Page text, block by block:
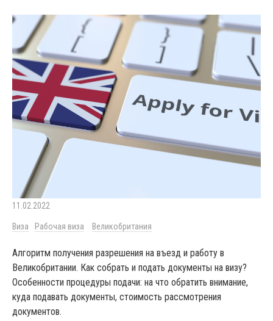
11.02.2022
Виза Рабочая виза Великобритания
Алгоритм получения разрешения на въезд и работу в
Великобритании. Как собрать и подать документы на визу?
Особенности процедуры подачи: на что обратить внимание,
куда подавать документы, стоимость рассмотрения
документов.